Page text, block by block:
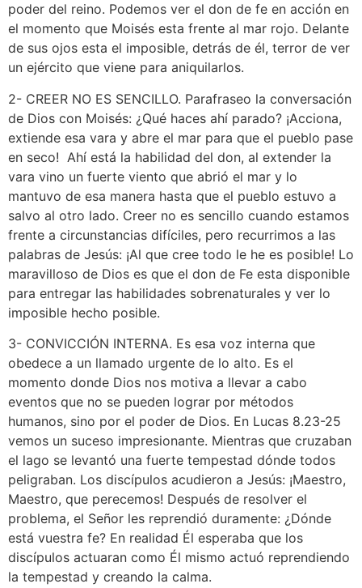
poder del reino. Podemos ver el don de fe en acción en
el momento que Moisés esta frente al mar rojo. Delante
de sus ojos esta el imposible, detrás de él, terror de ver
un ejército que viene para aniquilarlos.
2- CREER NO ES SENCILLO. Parafraseo la conversación
de Dios con Moisés: ¿Qué haces ahí parado? ¡Acciona,
extiende esa vara y abre el mar para que el pueblo pase
en seco! Ahí está la habilidad del don, al extender la
vara vino un fuerte viento que abrió el mar y lo
mantuvo de esa manera hasta que el pueblo estuvo a
salvo al otro lado. Creer no es sencillo cuando estamos
frente a circunstancias difíciles, pero recurrimos a las
palabras de Jesús: ¡Al que cree todo le he es posible! Lo
maravilloso de Dios es que el don de Fe esta disponible
para entregar las habilidades sobrenaturales y ver lo
imposible hecho posible.
3- CONVICCIÓN INTERNA. Es esa voz interna que
obedece a un llamado urgente de lo alto. Es el
momento donde Dios nos motiva a llevar a cabo
eventos que no se pueden lograr por métodos
humanos, sino por el poder de Dios. En Lucas 8.23-25
vemos un suceso impresionante. Mientras que cruzaban
el lago se levantó una fuerte tempestad dónde todos
peligraban. Los discípulos acudieron a Jesús: ¡Maestro,
Maestro, que perecemos! Después de resolver el
problema, el Señor les reprendió duramente: ¿Dónde
está vuestra fe? En realidad Él esperaba que los
discípulos actuaran como Él mismo actuó reprendiendo
la tempestad y creando la calma.